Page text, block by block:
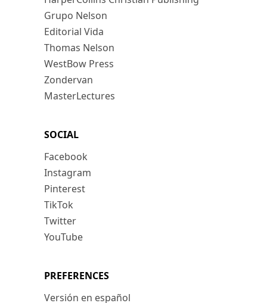
Grupo Nelson
Editorial Vida
Thomas Nelson
WestBow Press
Zondervan
MasterLectures
SOCIAL
Facebook
Instagram
Pinterest
TikTok
Twitter
YouTube
PREFERENCES
Versión en español